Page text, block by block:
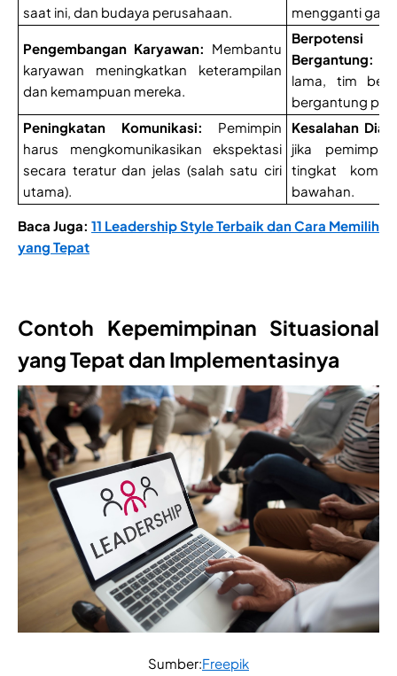
saat ini, dan budaya perusahaan.
mengganti
Pengembangan Karyawan: Membantu
karyawan meningkatkan keterampilan
dan kemampuan mereka.
Berpotensi
Bergantung:
lama, tim
bergantung
Peningkatan Komunikasi: Pemimpin
harus mengkomunikasikan ekspektasi
secara teratur dan jelas (salah satu ciri
utama).
Kesalahan
jika
tingkat
bawahan.
Baca Juga: 11 Leadership Style Terbaik dan Cara Memilih
yang Tepat
Contoh Kepemimpinan Situasional
yang Tepat dan Implementasinya
Sumber:Freepik